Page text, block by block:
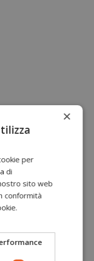
×
per
di
sito web
conformità